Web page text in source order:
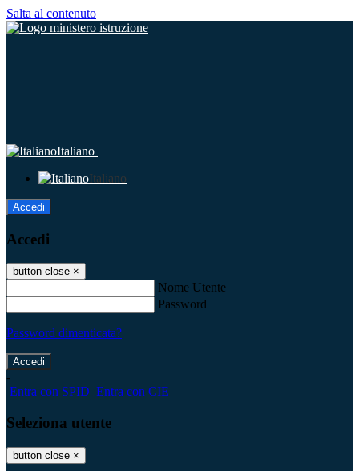
Salta al contenuto
Italiano
Italiano
Accedi
Accedi
button close ×
Nome Utente
Password
Password dimenticata?
-
Entra con SPID Entra con CIE
Seleziona utente
button close ×